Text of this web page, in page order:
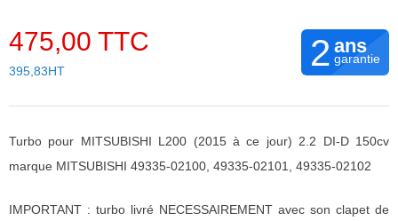
475,00 TTC
395,83HT 2 ans
garantie
Turbo pour MITSUBISHI L200 (2015 à ce jour) 2.2 DI-D 150cv
marque MITSUBISHI 49335-02100, 49335-02101, 49335-02102
IMPORTANT : turbo livré NECESSAIREMENT avec son clapet de